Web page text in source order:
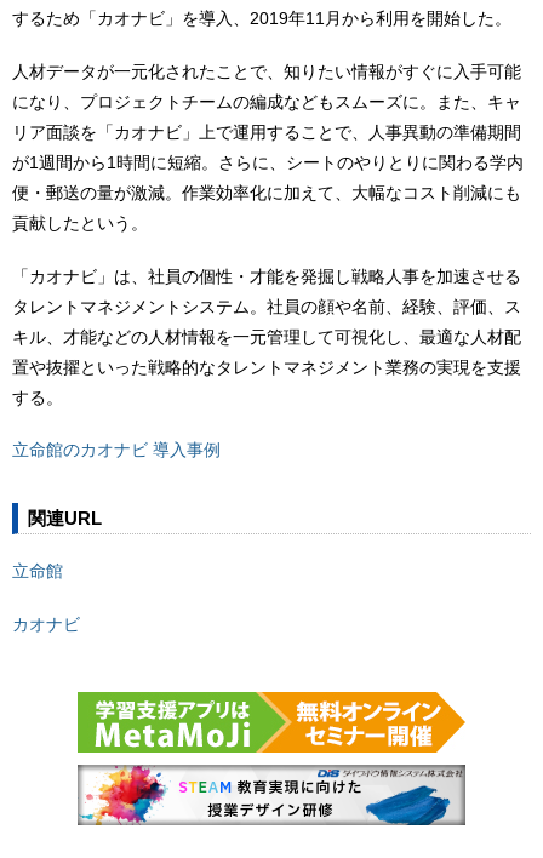
するため「カオナビ」を導入、2019年11月から利用を開始した。
人材データが一元化されたことで、知りたい情報がすぐに入手可能
になり、プロジェクトチームの編成などもスムーズに。また、キャ
リア面談を「カオナビ」上で運用することで、人事異動の準備期間
が1週間から1時間に短縮。さらに、シートのやりとりに関わる学内
便・郵送の量が激減。作業効率化に加えて、大幅なコスト削減にも
貢献したという。
「カオナビ」は、社員の個性・才能を発掘し戦略人事を加速させる
タレントマネジメントシステム。社員の顔や名前、経験、評価、ス
キル、才能などの人材情報を一元管理して可視化し、最適な人材配
置や抜擢といった戦略的なタレントマネジメント業務の実現を支援
する。
立命館のカオナビ 導入事例
関連URL
立命館
カオナビ